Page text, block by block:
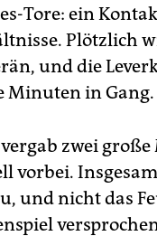
Tore: ein
Plötzlich
und die
Minuten in Gang.
zwei
vorbei.
und nicht das